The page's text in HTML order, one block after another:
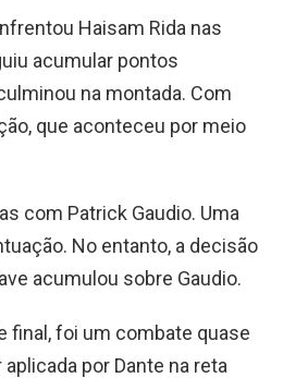
Haisam Rida nas
acumular pontos
na montada. Com
que aconteceu por meio
com Patrick Gaudio. Uma
No entanto, a decisão
acumulou sobre Gaudio.
final, foi um combate quase
por Dante na reta